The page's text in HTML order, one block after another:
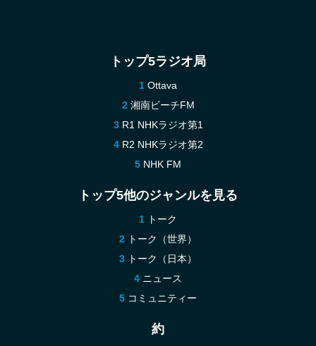
トップ5ラジオ局
Ottava
湘南ビーチFM
R1 NHKラジオ第1
R2 NHKラジオ第2
NHK FM
トップ5他のジャンルを見る
トーク
トーク（世界）
トーク（日本）
ニュース
コミュニティー
約